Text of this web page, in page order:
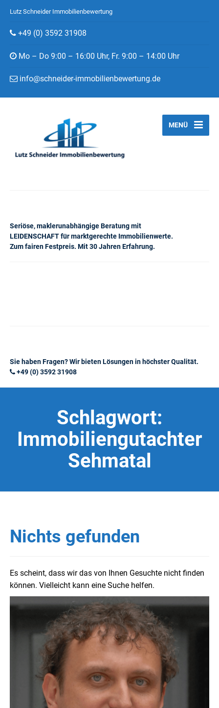
Lutz Schneider Immobilienbewertung
+49 (0) 3592 31908
Mo – Do 9:00 – 16:00 Uhr, Fr. 9:00 – 14:00 Uhr
info@schneider-immobilienbewertung.de
Seriöse, maklerunabhängige Beratung mit
LEIDENSCHAFT für marktgerechte Immobilienwerte.
Zum fairen Festpreis. Mit 30 Jahren Erfahrung.
MENÜ
Sie haben Fragen? Wir bieten Lösungen in höchster Qualität.
+49 (0) 3592 31908
Schlagwort:
Immobiliengutachter
Sehmatal
Nichts gefunden
Es scheint, dass wir das von Ihnen Gesuchte nicht finden
können. Vielleicht kann eine Suche helfen.